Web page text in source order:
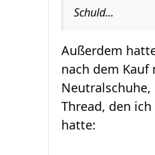
Schuld...
Außerdem
nach dem Kauf
Thread, den
hatte: